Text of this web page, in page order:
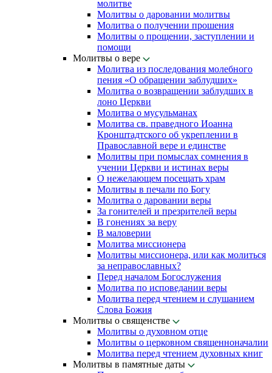
молитве
Молитвы о даровании молитвы
Молитва о получении прошения
Молитвы о прощении, заступлении и
помощи
Молитвы о вере
Молитва из последования молебного
пения «О обращении заблудших»
Молитва о возвращении заблудших в
лоно Церкви
Молитва о мусульманах
Молитва св. праведного Иоанна
Кронштадтского об укреплении в
Православной вере и единстве
Молитвы при помыслах сомнения в
учении Церкви и истинах веры
О нежелающем посещать храм
Молитвы в печали по Богу
Молитва о даровании веры
За гонителей и презрителей веры
В гонениях за веру
В маловерии
Молитва миссионера
Молитвы миссионера, или как молиться
за неправославных?
Перед началом Богослужения
Молитва по исповедании веры
Молитва перед чтением и слушанием
Слова Божия
Молитвы о священстве
Молитвы о духовном отце
Молитвы о церковном священноначалии
Молитва перед чтением духовных книг
Молитвы в памятные даты